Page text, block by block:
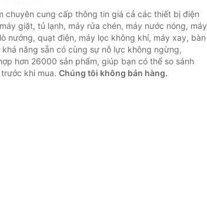
chuyên cung cấp thông tin giá cả các thiết bị điện
giặt, tủ lạnh, máy rửa chén, máy nước nóng, máy
nướng, quạt điện, máy lọc không khí, máy xay, bàn
khả năng sẵn có cùng sự nỗ lực không ngừng,
hơn 26000 sản phẩm, giúp bạn có thể so sánh
khi mua. Chúng tôi không bán hàng.